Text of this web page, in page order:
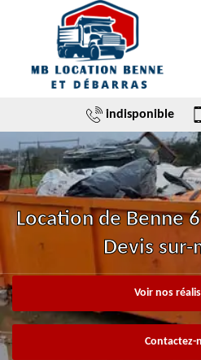
indisponible
Location de Benne
Devis sur-
Voir nos
Contactez-